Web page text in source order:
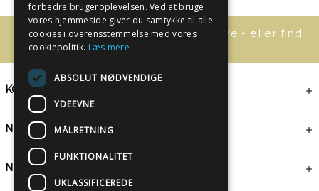
Har du spørgsmål, så kontakt os bare - eller find
svaret her:
KONTAKT
NYHEDSBREV
NYTTIGE LINKS
forbedre brugeroplevelsen. Ved at bruge
vores hjemmeside giver du samtykke til alle
cookies i overensstemmelse med vores
cookiepolitik. Læs mere
ABSOLUT NØDVENDIGE
YDEEVNE
MÅLRETNING
FUNKTIONALITET
UKLASSIFICEREDE